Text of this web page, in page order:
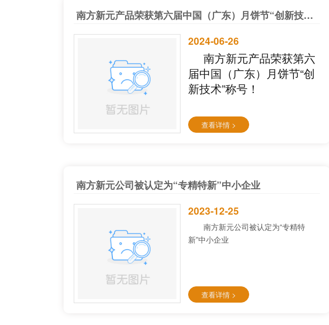
南方新元产品荣获第六届中国（广东）月饼节“创新技术”称号！
2024-06-26
南方新元产品荣获第六
届中国（广东）月饼节“创
新技术”称号！
查看详情 >
南方新元公司被认定为“专精特新”中小企业
2023-12-25
南方新元公司被认定为“专精特
新”中小企业
查看详情 >